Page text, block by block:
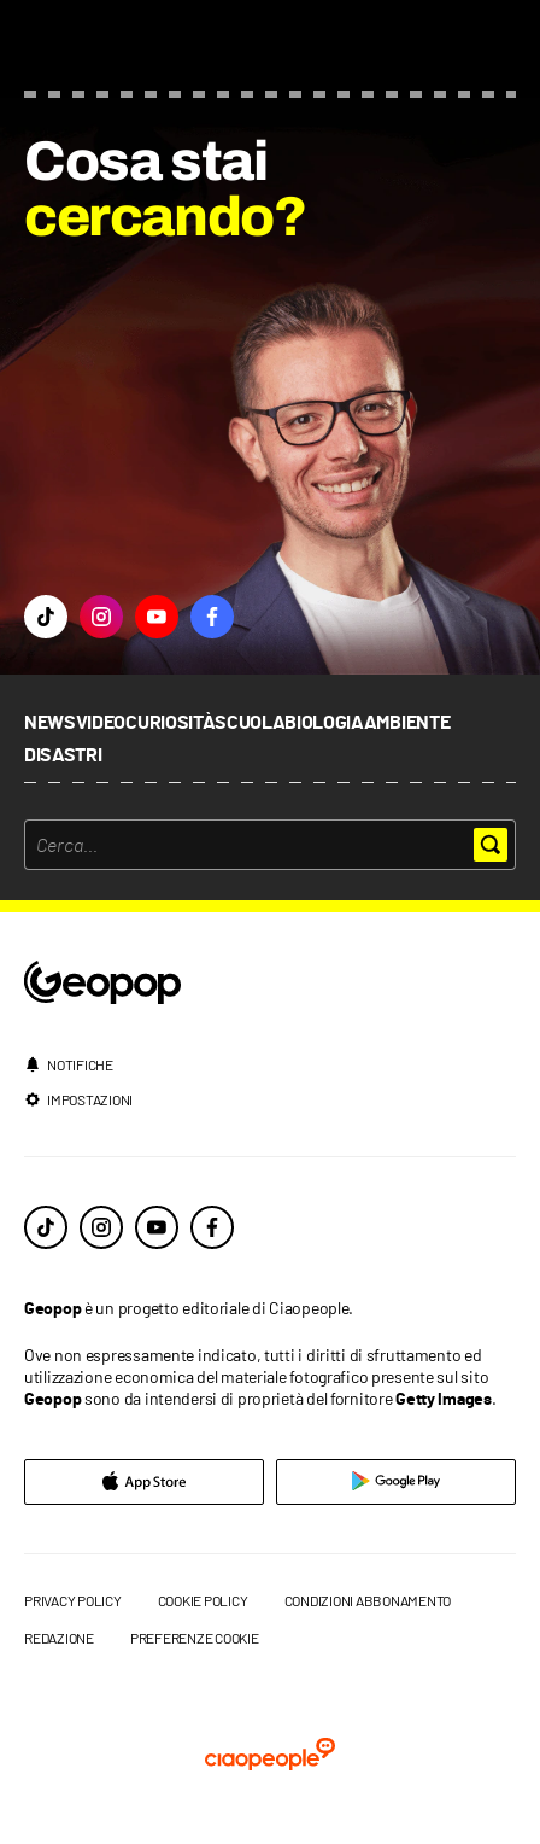
Cosa stai
cercando?
NEWSVIDEOCURIOSITÀSCUOLABIOLOGIAAMBIENTE
DISASTRI
NOTIFICHE
IMPOSTAZIONI
Geopopè un progetto editoriale di Ciaopeople.
Ove non espressamente indicato, tutti i diritti di sfruttamento ed
utilizzazione economica del materiale fotografico presente sul sito
Geopopsono da intendersi di proprietà del fornitoreGetty Images.
PRIVACY POLICY COOKIE POLICY CONDIZIONI ABBONAMENTO
REDAZIONE PREFERENZE COOKIE